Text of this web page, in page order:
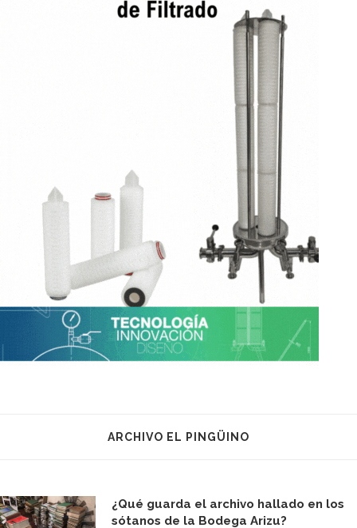
ARCHIVO EL PINGÜINO
¿Qué guarda el archivo hallado en los
sótanos de la Bodega Arizu?